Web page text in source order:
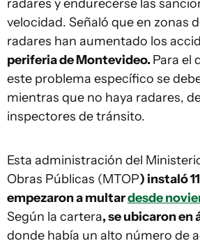
radares y endurecerse las
velocidad. Señaló que en zonas
radares han aumentado los
periferia de Montevideo. Para el
este problema específico se
mientras que no haya radares,
inspectores de tránsito.
Esta administración del
Obras Públicas (MTOP) instaló
empezaron a multardesde
Según la cartera, se ubicaron
donde había un alto número de